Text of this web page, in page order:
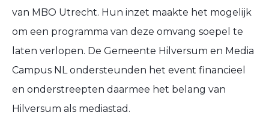
van MBO Utrecht. Hun inzet maakte het mogelijk
om een programma van deze omvang soepel te
laten verlopen. De Gemeente Hilversum en Media
Campus NL ondersteunden het event financieel
en onderstreepten daarmee het belang van
Hilversum als mediastad.